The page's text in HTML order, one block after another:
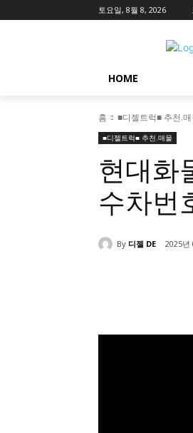
토요일, 8월 8, 2026
HOME
홈 ■디젤트럭■ 추천.매
■디젤트럭■ 추천.매물
현대화
수차번
By 디젤 DE 2025년